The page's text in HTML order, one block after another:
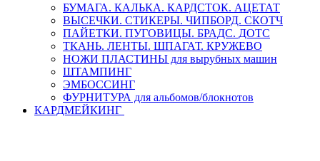
БУМАГА. КАЛЬКА. КАРДСТОК. АЦЕТАТ
ВЫСЕЧКИ. СТИКЕРЫ. ЧИПБОРД. СКОТЧ
ПАЙЕТКИ. ПУГОВИЦЫ. БРАДС. ДОТС
ТКАНЬ. ЛЕНТЫ. ШПАГАТ. КРУЖЕВО
НОЖИ ПЛАСТИНЫ для вырубных машин
ШТАМПИНГ
ЭМБОССИНГ
ФУРНИТУРА для альбомов/блокнотов
КАРДМЕЙКИНГ